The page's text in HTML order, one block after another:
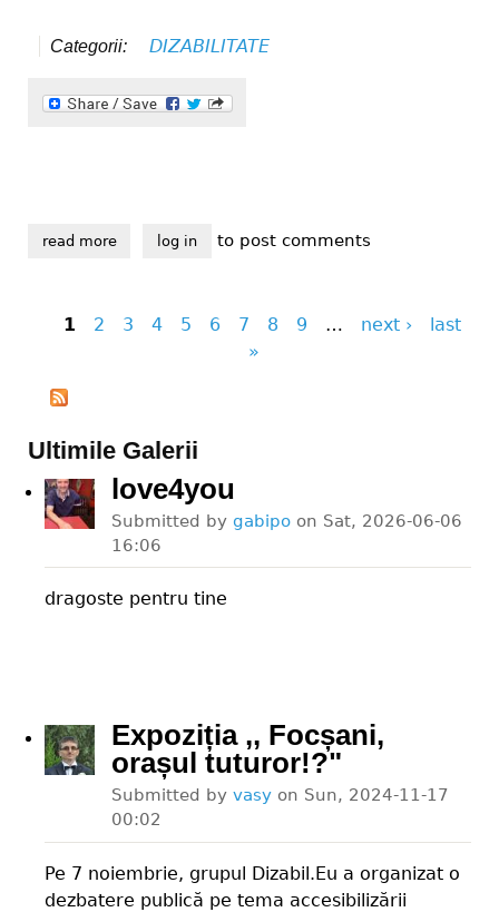
Categorii: DIZABILITATE
read moreabout ce își doresc persoanele cu dizabilități din
log in to post comments
1 2 3 4 5 6 7 8 9 … next ›
last
»
Ultimile Galerii
love4you
Submitted by gabipo on Sat, 2026-06-06
16:06
dragoste pentru tine
Expoziția ,, Focșani,
orașul tuturor!?"
Submitted by vasy on Sun, 2024-11-17
00:02
Pe 7 noiembrie, grupul Dizabil.Eu a organizat o
dezbatere publică pe tema accesibilizării